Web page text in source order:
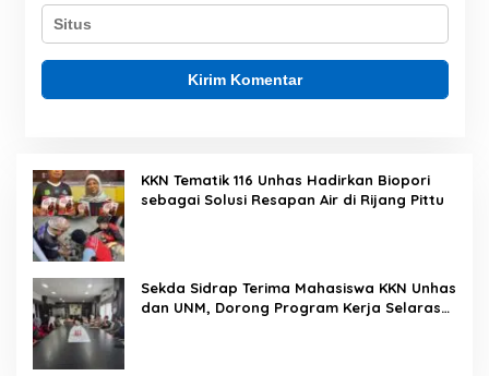
KKN Tematik 116 Unhas Hadirkan Biopori
sebagai Solusi Resapan Air di Rijang Pittu
Sekda Sidrap Terima Mahasiswa KKN Unhas
dan UNM, Dorong Program Kerja Selaras